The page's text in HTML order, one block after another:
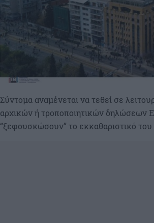
Σύντομα αναμένεται να τεθεί σε
αρχικών ή τροποποιητικών δηλώσεων
“ξεφουσκώσουν” το εκκαθαριστικό του